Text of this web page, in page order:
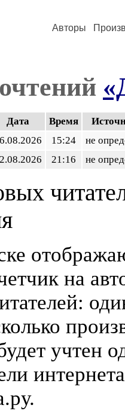
Авторы
Дата Время
15:24
не
21:16 не
на
учтен